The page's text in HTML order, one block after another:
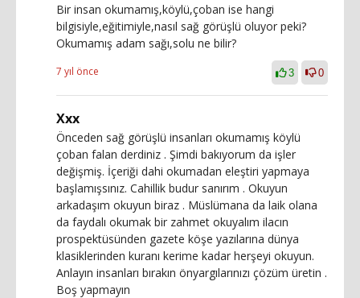
Bir insan okumamış,köylü,çoban ise hangi
bilgisiyle,eğitimiyle,nasıl sağ görüşlü oluyor peki?
Okumamış adam sağı,solu ne bilir?
7 yıl önce 3 0
Xxx
Önceden sağ görüşlü insanları okumamış köylü
çoban falan derdiniz . Şimdi bakıyorum da işler
değişmiş. İçeriği dahi okumadan eleştiri yapmaya
başlamışsınız. Cahillik budur sanırım . Okuyun
arkadaşım okuyun biraz . Müslümana da laik olana
da faydalı okumak bir zahmet okuyalım ilacın
prospektüsünden gazete köşe yazılarına dünya
klasiklerinden kuranı kerime kadar herşeyi okuyun.
Anlayın insanları bırakın önyargılarınızı çözüm üretin .
Boş yapmayın